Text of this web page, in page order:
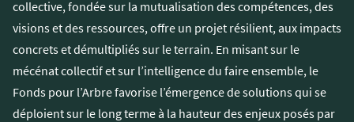
collective, fondée sur la mutualisation des compétences, des
visions et des ressources, offre un projet résilient, aux impacts
concrets et démultipliés sur le terrain. En misant sur le
mécénat collectif et sur l’intelligence du faire ensemble, le
Fonds pour l’Arbre favorise l’émergence de solutions qui se
déploient sur le long terme à la hauteur des enjeux posés par